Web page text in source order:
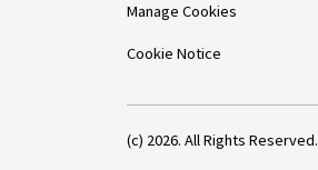
Manage Cookies
Cookie Notice
(c) 2026. All Rights Reserved.